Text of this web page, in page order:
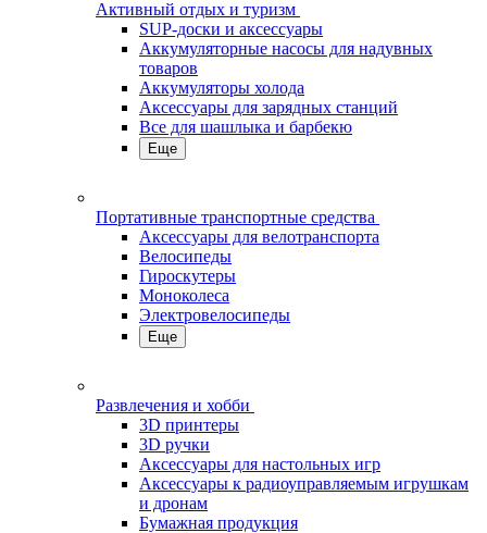
Активный отдых и туризм
SUP-доски и аксессуары
Аккумуляторные насосы для надувных
товаров
Аккумуляторы холода
Аксессуары для зарядных станций
Все для шашлыка и барбекю
Еще
Портативные транспортные средства
Аксессуары для велотранспорта
Велосипеды
Гироскутеры
Моноколеса
Электровелосипеды
Еще
Развлечения и хобби
3D принтеры
3D ручки
Аксессуары для настольных игр
Аксессуары к радиоуправляемым игрушкам
и дронам
Бумажная продукция